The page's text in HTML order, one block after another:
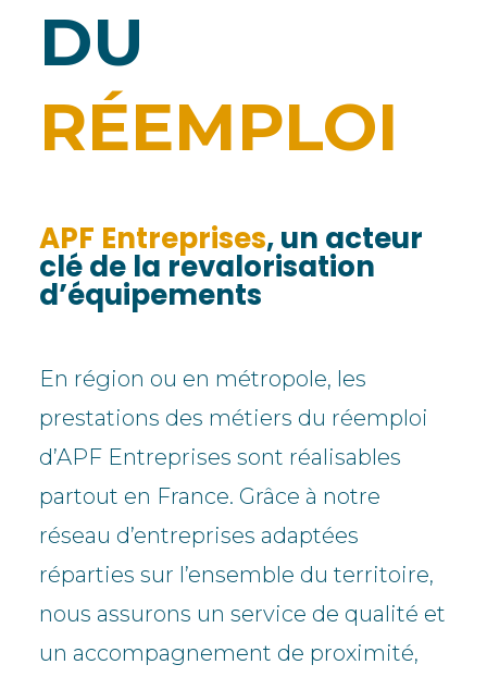
DU
RÉEMPLOI
APF Entreprises,un acteur
clé de la revalorisation
d’équipements
En région ou en métropole, les
prestations des métiers du réemploi
d’APF Entreprises sont réalisables
partout en France. Grâce à notre
réseau d’entreprises adaptées
réparties sur l’ensemble du territoire,
nous assurons un service de qualité et
un accompagnement de proximité,